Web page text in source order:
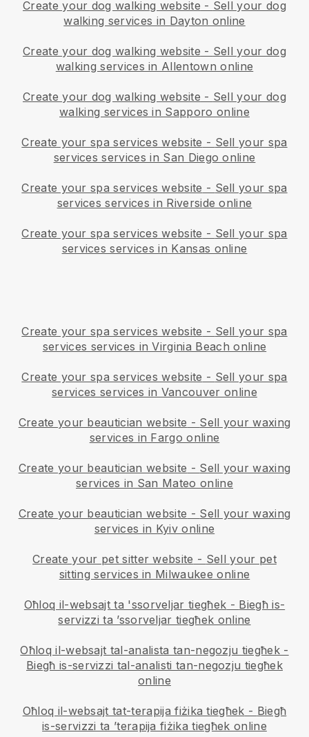
Create your dog walking website - Sell your dog
walking services in Dayton online
Create your dog walking website - Sell your dog
walking services in Allentown online
Create your dog walking website - Sell your dog
walking services in Sapporo online
Create your spa services website - Sell your spa
services services in San Diego online
Create your spa services website - Sell your spa
services services in Riverside online
Create your spa services website - Sell your spa
services services in Kansas online
Create your spa services website - Sell your spa
services services in Virginia Beach online
Create your spa services website - Sell your spa
services services in Vancouver online
Create your beautician website - Sell your waxing
services in Fargo online
Create your beautician website - Sell your waxing
services in San Mateo online
Create your beautician website - Sell your waxing
services in Kyiv online
Create your pet sitter website - Sell your pet
sitting services in Milwaukee online
Oħloq il-websajt ta 'ssorveljar tiegħek - Biegħ is-
servizzi ta ’ssorveljar tiegħek online
Oħloq il-websajt tal-analista tan-negozju tiegħek -
Biegħ is-servizzi tal-analisti tan-negozju tiegħek
online
Oħloq il-websajt tat-terapija fiżika tiegħek - Biegħ
is-servizzi ta ’terapija fiżika tiegħek online